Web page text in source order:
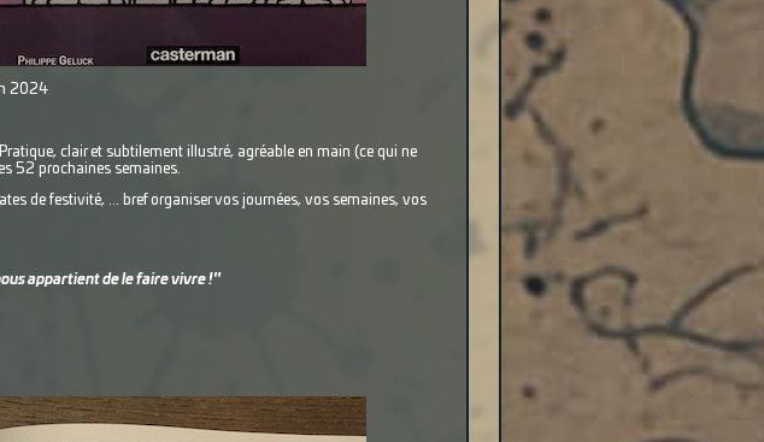
2024
clair et subtilement illustré, agréable en main (ce qui ne
52 prochaines semaines.
de festivité, ... bref organiser vos journées, vos semaines, vos
appartient de le faire vivre !"